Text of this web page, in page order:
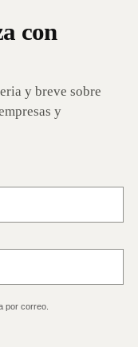
con
y breve sobre
y
por correo.